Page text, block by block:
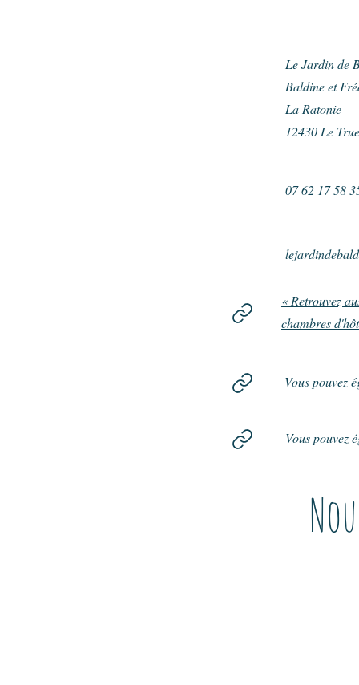
Le Jardin de
Baldine et
La Ratonie
12430 Le
07 62 17 58
« Retrouvez
chambres
Vous pouvez
Vous pouvez